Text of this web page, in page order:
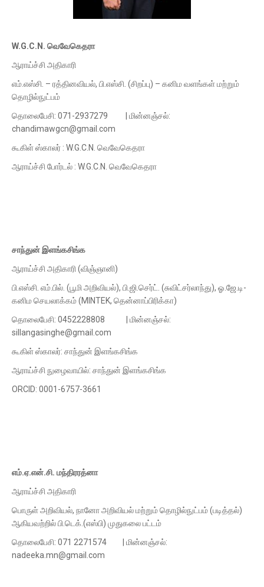
W.G.C.N. வெவேகெதரா
ஆராய்ச்சி அதிகாரி
எம்.எஸ்சி. – ரத்தினவியல், பி.எஸ்சி. (சிறப்பு) – கனிம வளங்கள் மற்றும்
தொழில்நுட்பம்
தொலைபேசி: 071-2937279 | மின்னஞ்சல்:
chandimawgcn@gmail.com
கூகிள் ஸ்காலர் : W.G.C.N. வெவேகெதரா
ஆராய்ச்சி போர்டல் : W.G.C.N. வெவேகெதரா
சாந்துன் இளங்கசிங்க
ஆராய்ச்சி அதிகாரி (விஞ்ஞானி)
பி.எஸ்சி. எம்.பில். (பூமி அறிவியல்), பி.ஜி.செர்ட். (சுவிட்சர்லாந்து), ஓ.ஜே.டி-
கனிம செயலாக்கம் (MINTEK, தென்னாப்பிரிக்கா)
தொலைபேசி: 0452228808 | மின்னஞ்சல்:
sillangasinghe@gmail.com
கூகிள் ஸ்காலர்: சாந்துன் இளங்கசிங்க
ஆராய்ச்சி நுழைவாயில்: சாந்துன் இளங்கசிங்க
ORCID: 0001-6757-3661
எம்.ஏ.என்.சி. மந்திரரத்னா
ஆராய்ச்சி அதிகாரி
பொருள் அறிவியல், நானோ அறிவியல் மற்றும் தொழில்நுட்பம் (படித்தல்)
ஆகியவற்றில் பி.டெக்.(எஸ்பி) முதுகலை பட்டம்
தொலைபேசி: 071 2271574 | மின்னஞ்சல்:
nadeeka.mn@gmail.com